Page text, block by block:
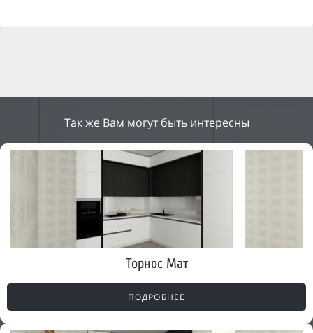
Так же Вам могут быть интересны
Торнос Мат
ПОДРОБНЕЕ